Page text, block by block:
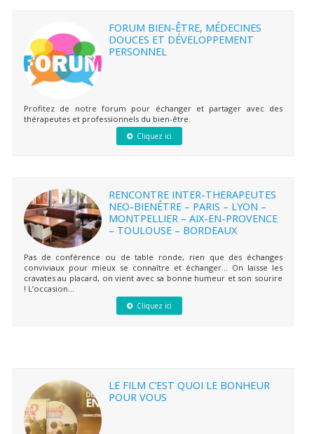
FORUM BIEN-ÊTRE, MÉDECINES
DOUCES ET DÉVELOPPEMENT
PERSONNEL
Profitez de notre forum pour échanger et partager avec des
thérapeutes et professionnels du bien-être.
Cliquez ici
RENCONTRE INTER-THERAPEUTES
NEO-BIENÊTRE – PARIS – LYON –
MONTPELLIER – AIX-EN-PROVENCE
– TOULOUSE – BORDEAUX
Pas de conférence ou de table ronde, rien que des échanges
conviviaux pour mieux se connaître et échanger… On laisse les
cravates au placard, on vient avec sa bonne humeur et son sourire
! L’occasion...
Cliquez ici
LE FILM C’EST QUOI LE BONHEUR
POUR VOUS